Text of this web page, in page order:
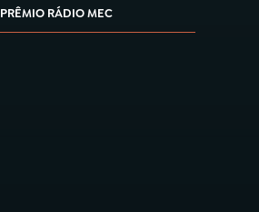
PRÊMIO RÁDIO MEC